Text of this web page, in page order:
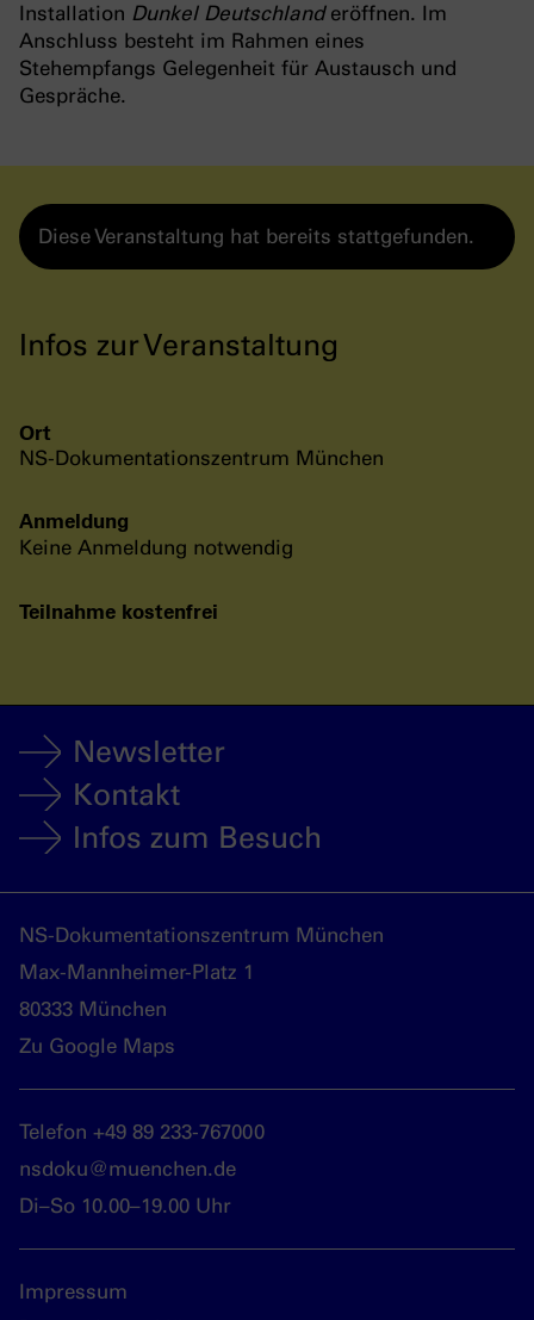
Installation Dunkel Deutschlanderöffnen. Im
Anschluss besteht im Rahmen eines
Stehempfangs Gelegenheit für Austausch und
Gespräche.
Diese Veranstaltung hat bereits stattgefunden.
Infos zur Veranstaltung
Ort
NS-Dokumentationszentrum München
Anmeldung
Keine Anmeldung notwendig
Teilnahme kostenfrei
Newsletter
Kontakt
Infos zum Besuch
NS-Dokumentationszentrum München
Max-Mannheimer-Platz 1
80333 München
Zu Google Maps
Telefon +49 89 233-767000
nsdoku@muenchen.de
Di–So 10.00–19.00 Uhr
Impressum